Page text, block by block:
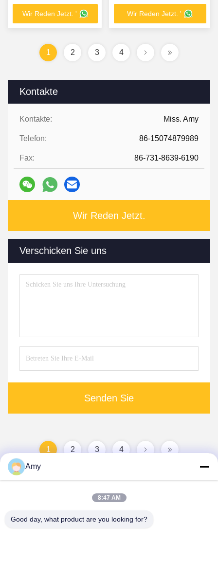
Kontakte
Kontakte: Miss. Amy
Telefon: 86-15074879989
Fax: 86-731-8639-6190
Wir Reden Jetzt.
Verschicken Sie uns
Senden Sie
Bergwerksrutschen
Wir Reden Jetzt. '
Förderrohren
Wir Reden Jetzt. '
1 2 3 4
1 2 3 4
Amy
8:47 AM
Good day, what product are you looking for?